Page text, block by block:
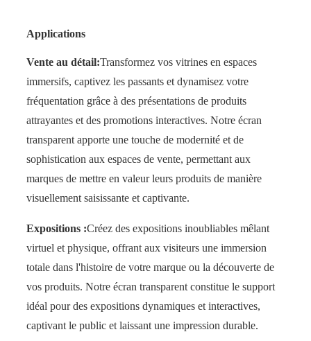
Applications
Vente au détail:Transformez vos vitrines en espaces
immersifs, captivez les passants et dynamisez votre
fréquentation grâce à des présentations de produits
attrayantes et des promotions interactives. Notre écran
transparent apporte une touche de modernité et de
sophistication aux espaces de vente, permettant aux
marques de mettre en valeur leurs produits de manière
visuellement saisissante et captivante.
Expositions :Créez des expositions inoubliables mêlant
virtuel et physique, offrant aux visiteurs une immersion
totale dans l'histoire de votre marque ou la découverte de
vos produits. Notre écran transparent constitue le support
idéal pour des expositions dynamiques et interactives,
captivant le public et laissant une impression durable.